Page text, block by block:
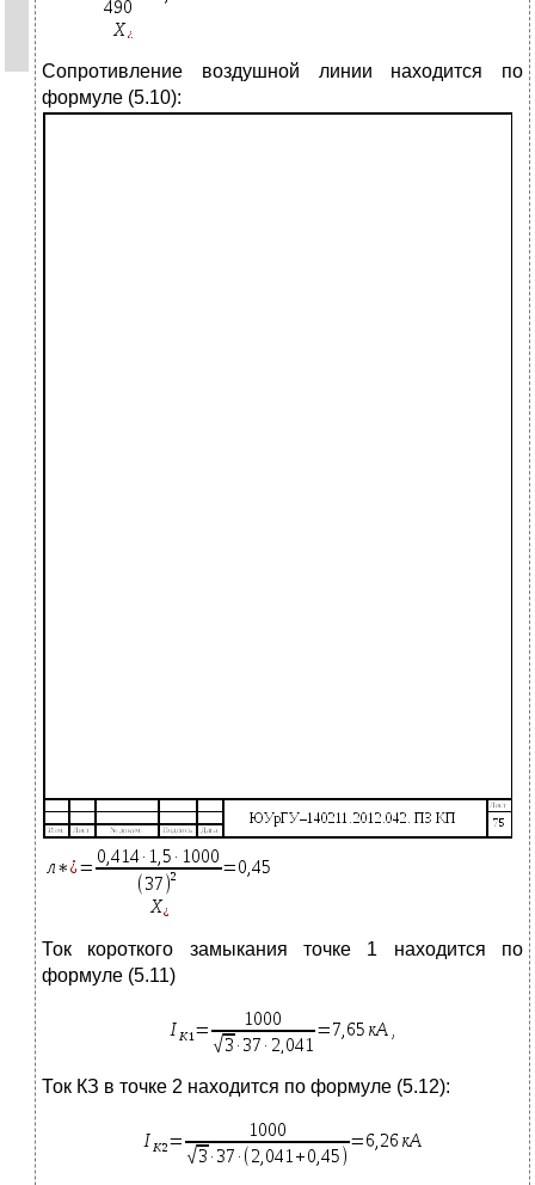
Сопротивление воздушной линии находится по
формуле (5.10):
Ток короткого замыкания точке 1 находится по
формуле (5.11)
Ток КЗ в точке 2 находится по формуле (5.12):